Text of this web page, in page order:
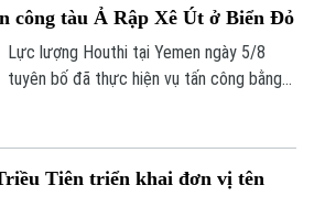
hụt loại vũ khí quan trọng này để đối phó
các cuộc tập kích của Nga.
công tàu Ả Rập Xê Út ở Biển Đỏ
Lực lượng Houthi tại Yemen ngày 5/8
tuyên bố đã thực hiện vụ tấn công bằng
phong tỏa hàng hải mà nhóm này đang
Tiên triển khai đơn vị tên